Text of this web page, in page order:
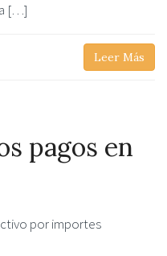
[…]
Leer Más
pagos en
por importes